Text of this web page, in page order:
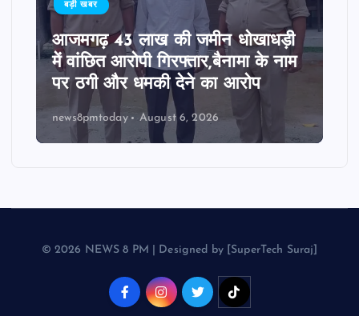
बड़ी खबर
आजमगढ़ 43 लाख की जमीन धोखाधड़ी
में वांछित आरोपी गिरफ्तार,बैनामा के नाम
पर ठगी और धमकी देने का आरोप
news8pmtoday August 6, 2026
© 2026 NEWS 8 PM | Designed by [SuperTech Suraj]